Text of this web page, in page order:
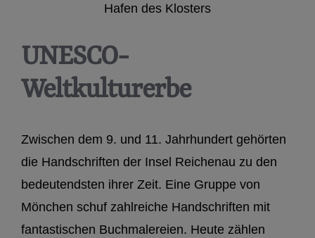
Hafen des Klosters
UNESCO-
Weltkulturerbe
Zwischen dem 9. und 11. Jahrhundert gehörten
die Handschriften der Insel Reichenau zu den
bedeutendsten ihrer Zeit. Eine Gruppe von
Mönchen schuf zahlreiche Handschriften mit
fantastischen Buchmalereien. Heute zählen